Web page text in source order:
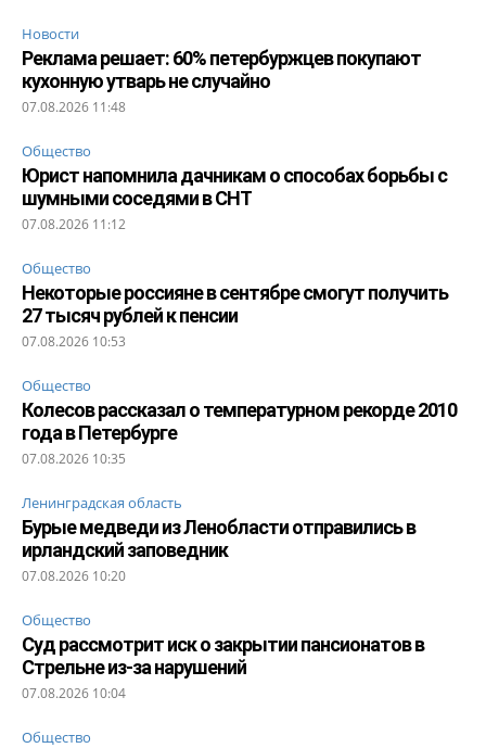
Новости
Реклама решает: 60% петербуржцев покупают
кухонную утварь не случайно
07.08.2026 11:48
Общество
Юрист напомнила дачникам о способах борьбы с
шумными соседями в СНТ
07.08.2026 11:12
Общество
Некоторые россияне в сентябре смогут получить
27 тысяч рублей к пенсии
07.08.2026 10:53
Общество
Колесов рассказал о температурном рекорде 2010
года в Петербурге
07.08.2026 10:35
Ленинградская область
Бурые медведи из Ленобласти отправились в
ирландский заповедник
07.08.2026 10:20
Общество
Суд рассмотрит иск о закрытии пансионатов в
Стрельне из-за нарушений
07.08.2026 10:04
Общество